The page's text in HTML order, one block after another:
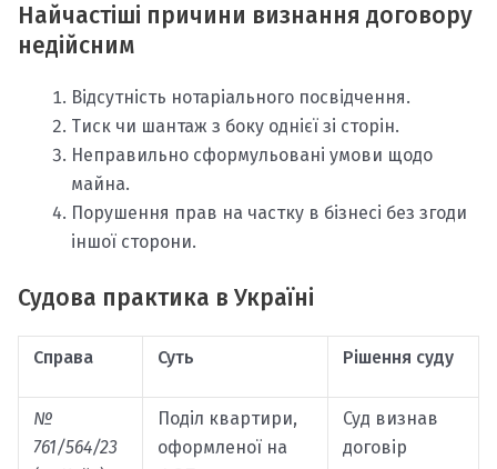
Найчастіші причини визнання договору
недійсним
Відсутність нотаріального посвідчення.
Тиск чи шантаж з боку однієї зі сторін.
Неправильно сформульовані умови щодо
майна.
Порушення прав на частку в бізнесі без згоди
іншої сторони.
Судова практика в Україні
Справа Суть Рішення суду
№
761/564/23
Поділ квартири,
оформленої на
Суд визнав
договір